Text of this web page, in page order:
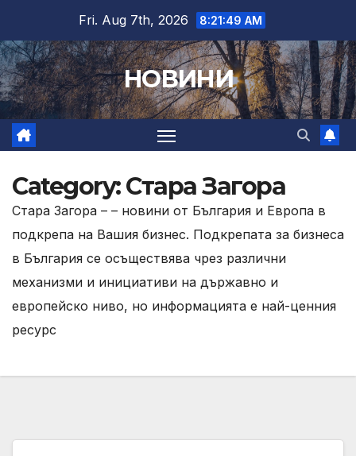
content
Fri. Aug 7th, 2026 8:21:51 AM
НОВИНИ
Category:Стара Загора
Стара Загора – – новини от България и Европа в
подкрепа на Вашия бизнес. Подкрепата за бизнеса
в България се осъществява чрез различни
механизми и инициативи на държавно и
европейско ниво, но информацията е най-ценния
ресурс